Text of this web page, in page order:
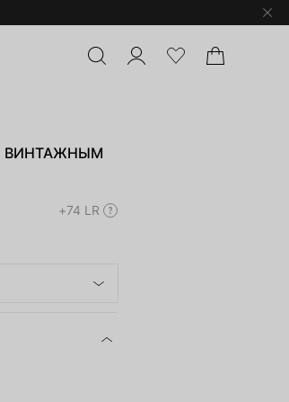
ВИНТАЖНЫМ
+74 LR